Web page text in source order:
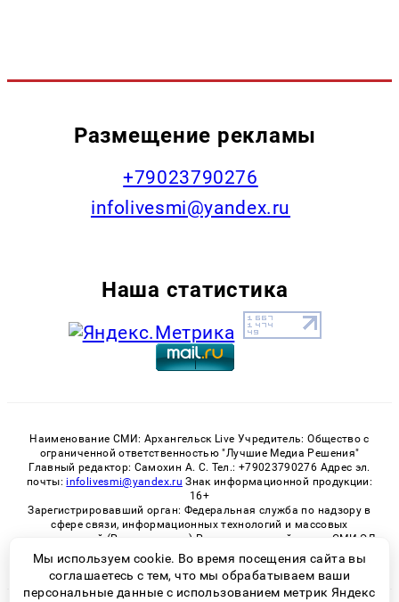
Размещение рекламы
+79023790276
infolivesmi@yandex.ru
Наша статистика
Наименование СМИ: Архангельск Live Учредитель: Общество с
ограниченной ответственностью "Лучшие Медиа Решения"
Главный редактор: Самохин А. С. Тел.: +79023790276 Адрес эл.
почты: infolivesmi@yandex.ru Знак информационной продукции:
16+
Зарегистрировавший орган: Федеральная служба по надзору в
сфере связи, информационных технологий и массовых
коммуникаций (Роскомнадзор) Регистрационный номер СМИ ЭЛ
№ ФС 77 - 82533 от 21.01.2022
Мы используем cookie. Во время посещения сайта вы
соглашаетесь с тем, что мы обрабатываем ваши
персональные данные с использованием метрик Яндекс